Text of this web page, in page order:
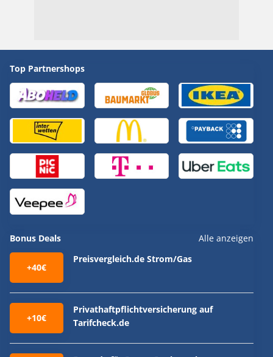
Top Partnershops
Bonus Deals Alle anzeigen
+40€
Preisvergleich.de Strom/Gas
+10€
Privathaftpflichtversicherung auf
Tarifcheck.de